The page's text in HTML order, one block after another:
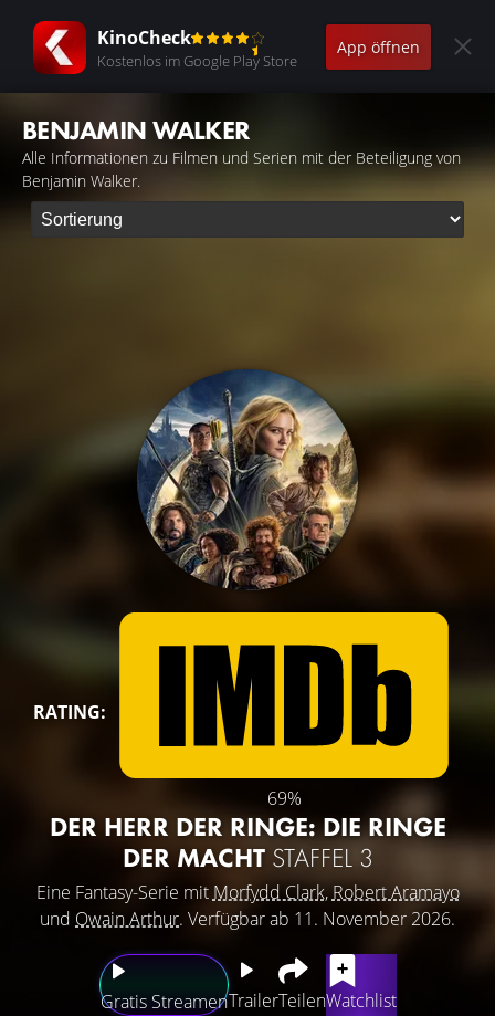
KinoCheck
Kostenlos im Google Play Store
App öffnen
BENJAMIN WALKER
Alle Informationen zu Filmen und Serien mit der Beteiligung von
Benjamin Walker.
RATING:
69%
DER HERR DER RINGE: DIE RINGE
DER MACHT STAFFEL 3
Eine Fantasy-Serie mit Morfydd Clark, Robert Aramayo
und Owain Arthur. Verfügbar ab 11. November 2026.
Gratis StreamenTrailerTeilenWatchlist